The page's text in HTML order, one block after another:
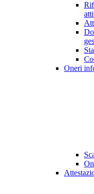
Oneri